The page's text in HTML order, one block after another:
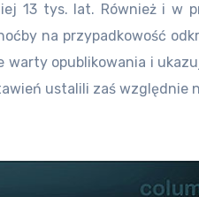
13 tys. lat. Również i w
na przypadkowość
warty opublikowania i
ustalili zaś względnie